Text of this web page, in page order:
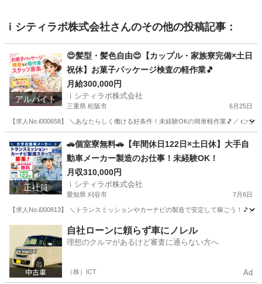
ｉシティラボ株式会社さんのその他の投稿記事：
アルバイト
😍髪型・髪色自由😍【カップル・家族寮完備×土日
祝休】お菓子パッケージ検査の軽作業🎵
月給300,000円
ｉシティラボ株式会社
三重県 松阪市 6月25日
【求人No.i000658】 ＼あなたらしく働ける好条件！未経験OKの簡単軽作業🎵／ 👉
その他 個室
正社員
🚗個室寮無料🚗【年間休日122日×土日休】大手自
動車メーカー製造のお仕事！未経験OK！
月収310,000円
ｉシティラボ株式会社
愛知県 刈谷市 7月6日
【求人No.i000813】 ＼トランスミッションやカーナビの製造で安定して稼ごう！🎵
その他 未経験
自社ローンに頼らず車にノレル
理想のクルマがあるけど審査に通らない方へ
（株）ICT Ad